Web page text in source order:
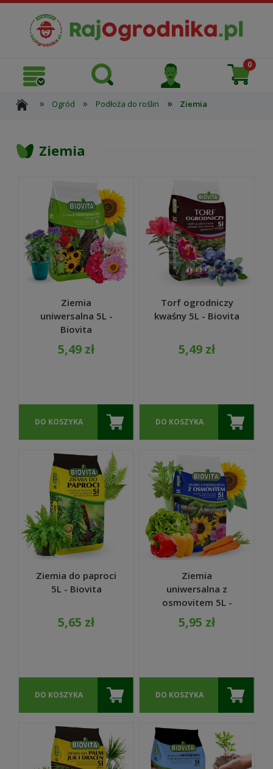
» Ogród » Podłoża do roślin » Ziemia
Ziemia
Ziemia
uniwersalna 5L -
Biovita
5,49 zł
DO KOSZYKA
Torf ogrodniczy
kwaśny 5L - Biovita
5,49 zł
DO KOSZYKA
Ziemia do paproci
5L - Biovita
5,65 zł
DO KOSZYKA
Ziemia
uniwersalna z
osmovitem 5L -
Biovita
5,95 zł
DO KOSZYKA